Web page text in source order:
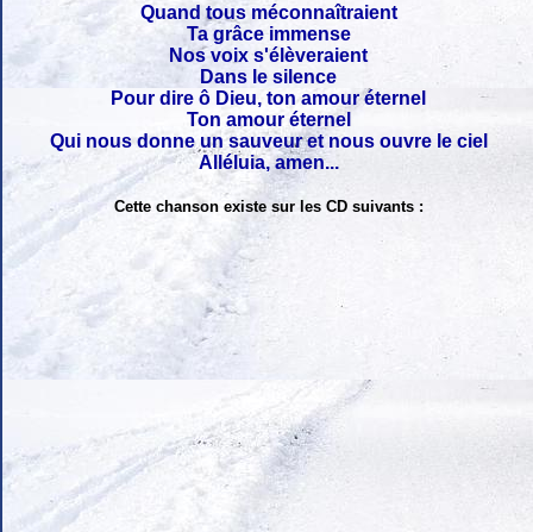
Quand tous méconnaîtraient
Ta grâce immense
Nos voix s'élèveraient
Dans le silence
Pour dire ô Dieu, ton amour éternel
Ton amour éternel
Qui nous donne un sauveur et nous ouvre le ciel
Alléluia, amen...
Cette chanson existe sur les CD suivants :